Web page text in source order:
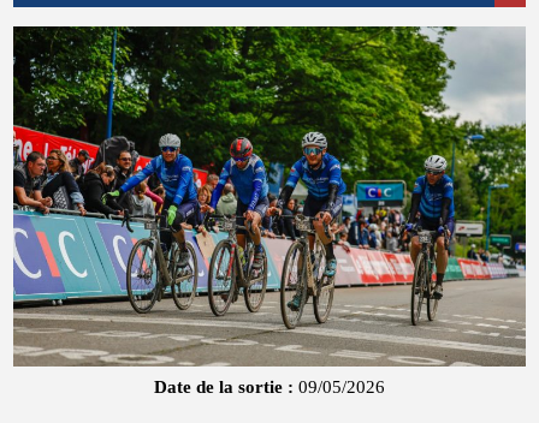
Date de la sortie : 09/05/2026